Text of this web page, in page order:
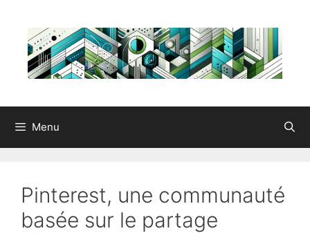
contenu
Menu
Pinterest, une communauté
basée sur le partage